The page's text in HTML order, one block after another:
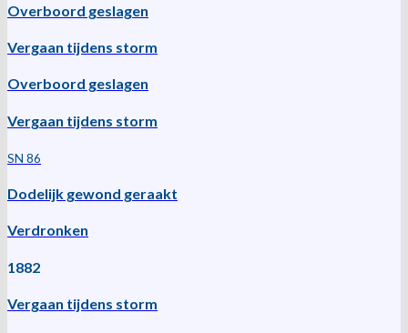
Overboord geslagen
Vergaan tijdens storm
Overboord geslagen
Vergaan tijdens storm
SN 86
Dodelijk gewond geraakt
Verdronken
1882
Vergaan tijdens storm